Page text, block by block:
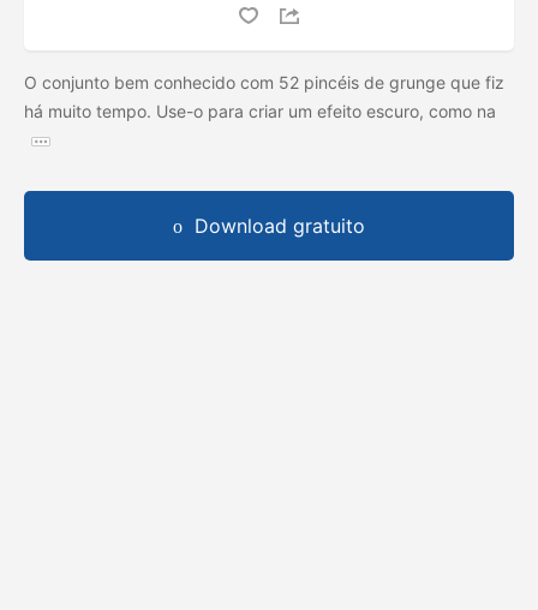
O conjunto bem conhecido com 52 pincéis de grunge que fiz
há muito tempo. Use-o para criar um efeito escuro, como na
Download gratuito